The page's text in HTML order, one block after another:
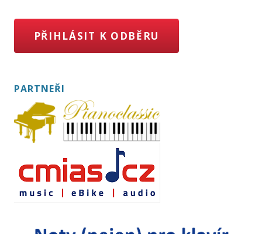
PŘIHLÁSIT K ODBĚRU
PARTNEŘI